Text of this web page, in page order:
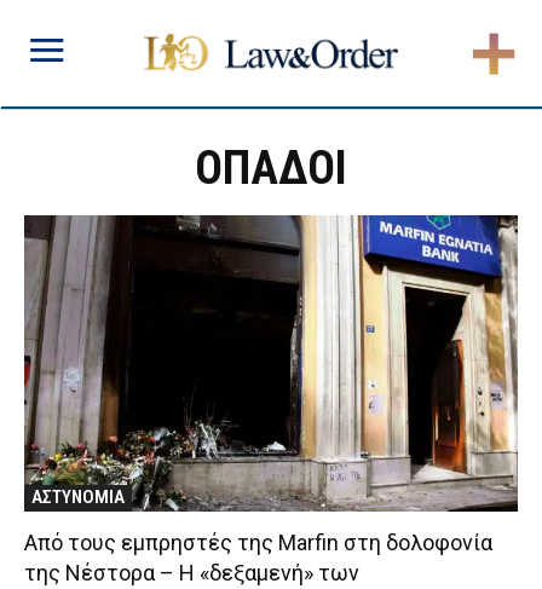
ΟΠΑΔΟΙ
ΑΣΤΥΝΟΜΙΑ
Από τους εμπρηστές της Marfin στη δολοφονία
της Νέστορα – Η «δεξαμενή» των